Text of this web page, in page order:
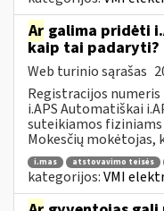
Ar galima pridėti
kaip tai padaryti?
Web turinio sąrašas
Registracijos
i.APS Automatiškai
suteikiamos fiziniams
Mokesčių mokėtojas,
i.mas atstovavimo teisės
kategorijos:VMI